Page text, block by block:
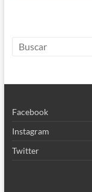
Facebook
Instagram
Twitter